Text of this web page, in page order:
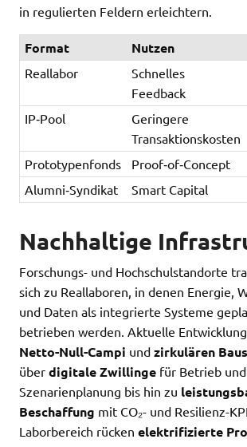
in regulierten Feldern erleichtern.
Format Nutzen
Reallabor
Schnelles
Feedback
IP‑Pool
Geringere
Transaktionskosten
Prototypenfonds Proof‑of‑Concept
Alumni‑Syndikat
Smart Capital
Nachhaltige
Forschungs- und Hochschulstandorte
sich zu Reallaboren, in denen Energie,
und Daten als integrierte Systeme
betrieben werden. Aktuelle
Netto-Null-Campi und zirkulären
über digitale Zwillinge für Betrieb und
Szenarienplanung bis hin zu
Beschaffung mit CO₂- und Resilienz-
Laborbereich rücken elektrifizierte